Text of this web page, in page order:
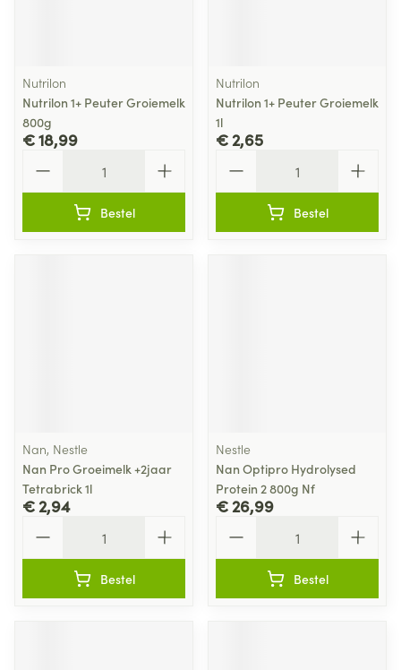
Nutrilon
Nutrilon 1+ Peuter Groiemelk
800g
€ 18,99
Bestel
Nutrilon
Nutrilon 1+ Peuter Groiemelk
1l
€ 2,65
Bestel
Nan, Nestle
Nan Pro Groeimelk +2jaar
Tetrabrick 1l
€ 2,94
Bestel
Nestle
Nan Optipro Hydrolysed
Protein 2 800g Nf
€ 26,99
Bestel